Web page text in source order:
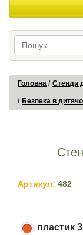
Головна Стенди
Безпека в
Артикул: 482
пластик